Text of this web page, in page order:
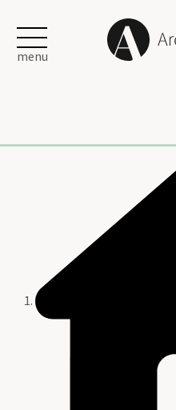
menu